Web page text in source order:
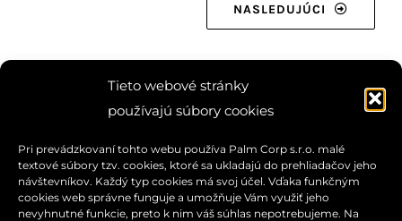
Tieto webové stránky
používajú súbory cookies
Pri prevádzkovaní tohto webu používa Palm Corp s.r.o. malé
textové súbory tzv. cookies, ktoré sa ukladajú do prehliadačov jeho
návštevníkov. Každý typ cookies má svoj účel. Vďaka funkčným
cookies web správne funguje a umožňuje Vám využiť jeho
nevyhnutné funkcie, preto k nim váš súhlas nepotrebujeme. Na
NASLEDUJÚCI